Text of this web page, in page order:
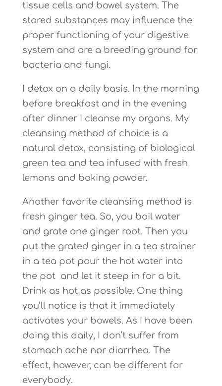
tissue cells and bowel system. The
stored substances may influence the
proper functioning of your digestive
system and are a breeding ground for
bacteria and fungi.
I detox on a daily basis. In the morning
before breakfast and in the evening
after dinner I cleanse my organs. My
cleansing method of choice is a
natural detox, consisting of biological
green tea and tea infused with fresh
lemons and baking powder.
Another favorite cleansing method is
fresh ginger tea. So, you boil water
and grate one ginger root. Then you
put the grated ginger in a tea strainer
in a tea pot pour the hot water into
the pot and let it steep in for a bit.
Drink as hot as possible. One thing
you’ll notice is that it immediately
activates your bowels. As I have been
doing this daily, I don’t suffer from
stomach ache nor diarrhea. The
effect, however, can be different for
everybody.